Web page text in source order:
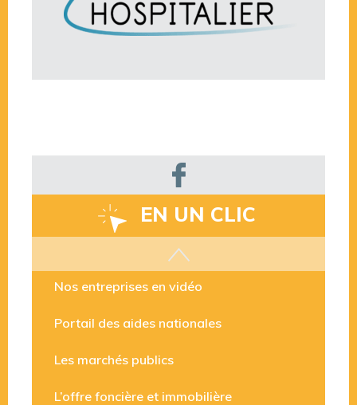
EN UN CLIC
Les aides disponibles